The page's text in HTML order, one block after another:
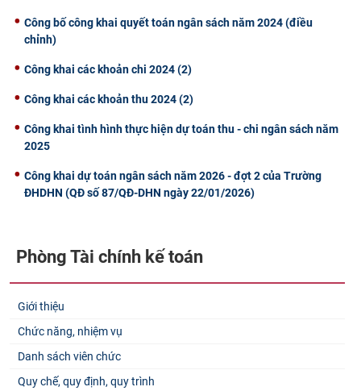
Công bố công khai quyết toán ngân sách năm 2024 (điều
chỉnh)
Công khai các khoản chi 2024 (2)
Công khai các khoản thu 2024 (2)
Công khai tình hình thực hiện dự toán thu - chi ngân sách năm
2025
Công khai dự toán ngân sách năm 2026 - đợt 2 của Trường
ĐHDHN (QĐ số 87/QĐ-DHN ngày 22/01/2026)
Phòng Tài chính kế toán
Giới thiệu
Chức năng, nhiệm vụ
Danh sách viên chức
Quy chế, quy định, quy trình